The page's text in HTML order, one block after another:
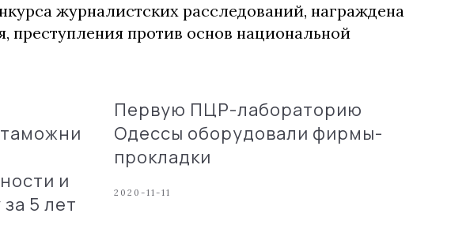
журналистских расследований, награждена
преступления против основ национальной
и
5 лет
Первую ПЦР-лабораторию
Одессы оборудовали фирмы-
прокладки
2020-11-11